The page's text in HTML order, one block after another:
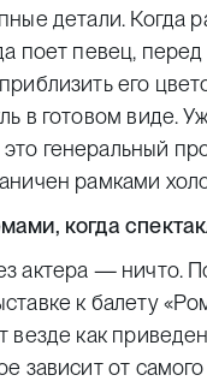
детали.
поет певец,
его
в готовом виде.
генеральный
рамками
когда
актера — ничто.
к балету
везде как
зависит от